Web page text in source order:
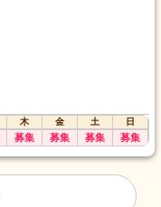
木 金 土
日
募集 募集 募集 募集